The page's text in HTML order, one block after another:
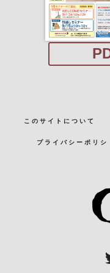
このサイトについて
プライバシーポリシ